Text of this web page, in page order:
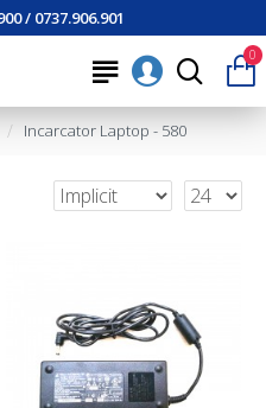
/ 0737.906.901
0
Incarcator Laptop - 580